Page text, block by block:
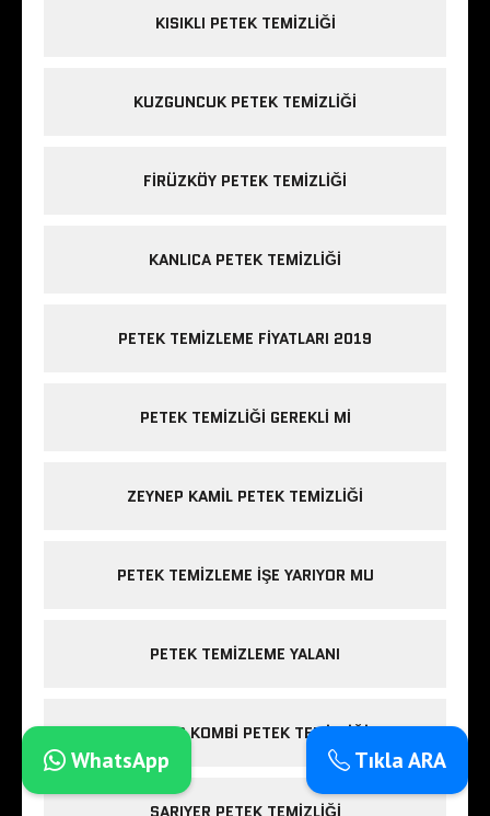
KISIKLI PETEK TEMIZLIĞI
KUZGUNCUK PETEK TEMIZLIĞI
FIRÜZKÖY PETEK TEMIZLIĞI
KANLICA PETEK TEMIZLIĞI
PETEK TEMIZLEME FIYATLARI 2019
PETEK TEMIZLIĞI GEREKLI MI
ZEYNEP KAMIL PETEK TEMIZLIĞI
PETEK TEMIZLEME IŞE YARIYOR MU
PETEK TEMIZLEME YALANI
ESENLER KOMBI PETEK TEMIZLIĞI
SARIYER PETEK TEMIZLIĞI
Tıkla ARA
WhatsApp